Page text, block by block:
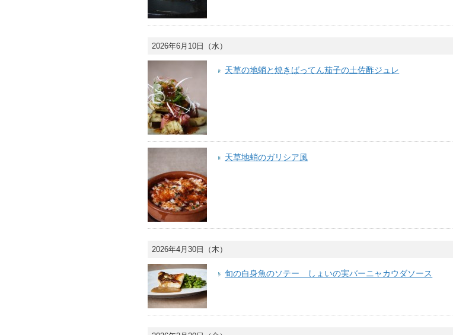
2026年6月10日（水）
天草の地蛸と焼きばってん茄子の土佐酢ジュレ
天草地蛸のガリシア風
2026年4月30日（木）
旬の白身魚のソテー しょいの実バーニャカウダソース